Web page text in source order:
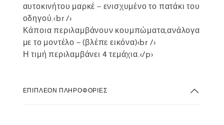
αυτοκινήτου μαρκέ – ενισχυμένο το πατάκι του
οδηγού.<br />
Κάποια περιλαμβάνουν κουμπώματα,ανάλογα
με το μοντέλο – (βλέπε εικόνα)<br />
Η τιμή περιλαμβάνει 4 τεμάχια.</p>
ΕΠΙΠΛΈΟΝ ΠΛΗΡΟΦΟΡΊΕΣ